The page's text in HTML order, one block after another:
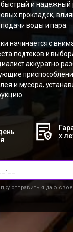
и
прокладок,
воды и пара.
начинается с
подтеков и
аккуратно
и мусора,
х
отправить я даю